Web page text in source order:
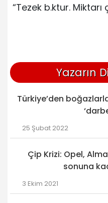
“Tezek b.ktur.
Yazarın
Türkiye’den
25 Şubat 2022
Çip Krizi: Opel,
sonuna
3 Ekim 2021